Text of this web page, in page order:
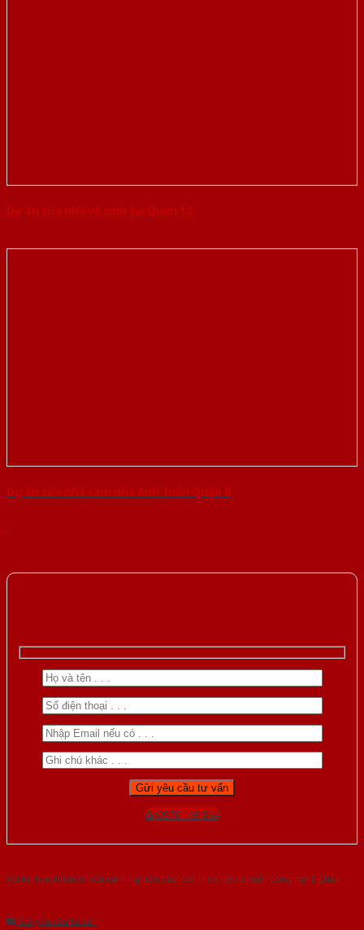
Dự án cửa nhà vệ sinh tại Quận 12
Dự án cửa nhà tắm nhà Anh Tuấn Quận 9
Gọi 0976.169.864
Với kinh nghiệm nhiêu năm nghiên cứu cửa theo tiêu chuẩn công nghệ Châu
Gửi yêu cầu tư vấn